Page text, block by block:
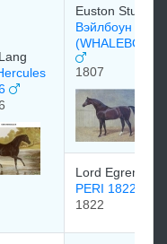
Euston Stud
Вэйлбоун
(WHALEBONE)
1807
Lord Egremont
PERI 1822
1822